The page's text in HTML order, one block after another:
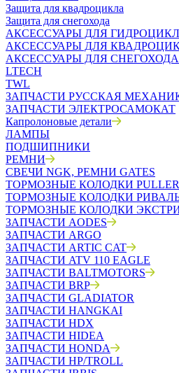
Защита для квадроцикла
Защита для снегохода
АКСЕССУАРЫ ДЛЯ
АКСЕССУАРЫ ДЛЯ
АКСЕССУАРЫ ДЛЯ СНЕГОХОДА
LTECH
TWL
ЗАПЧАСТИ РУССКАЯ
ЗАПЧАСТИ ЭЛЕКТРОСАМОКАТ
Капролоновые детали
ЛАМПЫ
ПОДШИПНИКИ
РЕМНИ
СВЕЧИ NGK, РЕМНИ GATES
ТОРМОЗНЫЕ КОЛОДКИ PULLER
ТОРМОЗНЫЕ КОЛОДКИ
ТОРМОЗНЫЕ КОЛОДКИ
ЗАПЧАСТИ AODES
ЗАПЧАСТИ ARGO
ЗАПЧАСТИ ARTIC CAT
ЗАПЧАСТИ ATV 110 EAGLE
ЗАПЧАСТИ BALTMOTORS
ЗАПЧАСТИ BRP
ЗАПЧАСТИ GLADIATOR
ЗАПЧАСТИ HANGKAI
ЗАПЧАСТИ HDX
ЗАПЧАСТИ HIDEA
ЗАПЧАСТИ HONDA
ЗАПЧАСТИ HP/TROLL